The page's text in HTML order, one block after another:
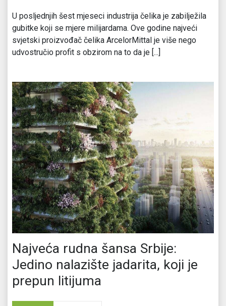
U posljednjih šest mjeseci industrija čelika je zabilježila
gubitke koji se mjere milijardama. Ove godine najveći
svjetski proizvođač čelika ArcelorMittal je više nego
udvostručio profit s obzirom na to da je [...]
Najveća rudna šansa Srbije:
Jedino nalazište jadarita, koji je
prepun litijuma